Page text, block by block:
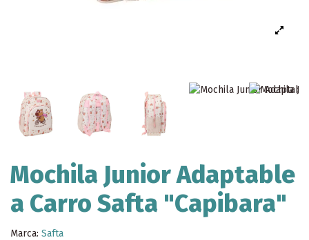
Mochila Junior Adaptable
a Carro Safta "Capibara"
Marca: Safta